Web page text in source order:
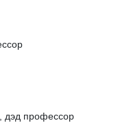
дэд профессор